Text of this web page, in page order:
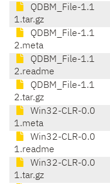
QDBM_File-1.1
1.tar.gz
QDBM_File-1.1
2.meta
QDBM_File-1.1
2.readme
QDBM_File-1.1
2.tar.gz
Win32-CLR-0.0
1.meta
Win32-CLR-0.0
1.readme
Win32-CLR-0.0
1.tar.gz